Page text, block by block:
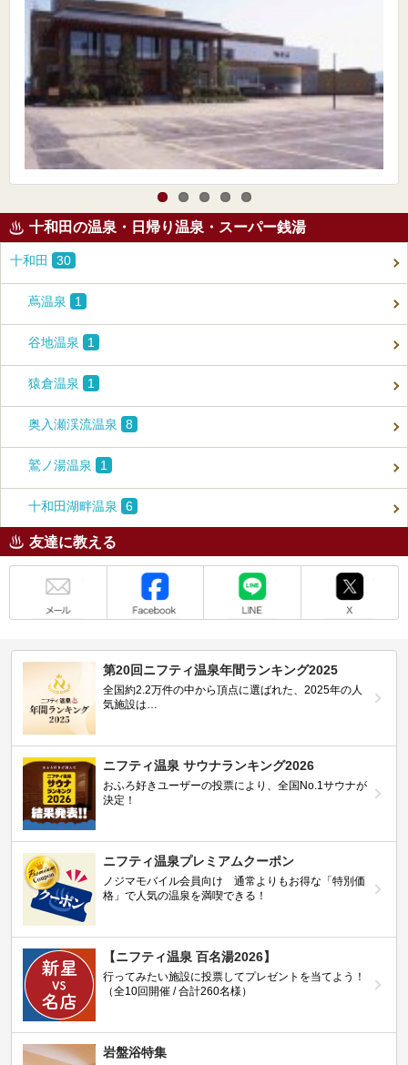
十和田の温泉・日帰り温泉・スーパー銭湯
十和田 30
蔦温泉 1
谷地温泉 1
猿倉温泉 1
奥入瀬渓流温泉 8
鷲ノ湯温泉 1
十和田湖畔温泉 6
友達に教える
第20回ニフティ温泉年間ランキング2025
全国約2.2万件の中から頂点に選ばれた、2025年の人
気施設は…
ニフティ温泉 サウナランキング2026
おふろ好きユーザーの投票により、全国No.1サウナが
決定！
ニフティ温泉プレミアムクーポン
ノジマモバイル会員向け 通常よりもお得な「特別価
格」で人気の温泉を満喫できる！
【ニフティ温泉 百名湯2026】
行ってみたい施設に投票してプレゼントを当てよう！
（全10回開催 / 合計260名様）
岩盤浴特集